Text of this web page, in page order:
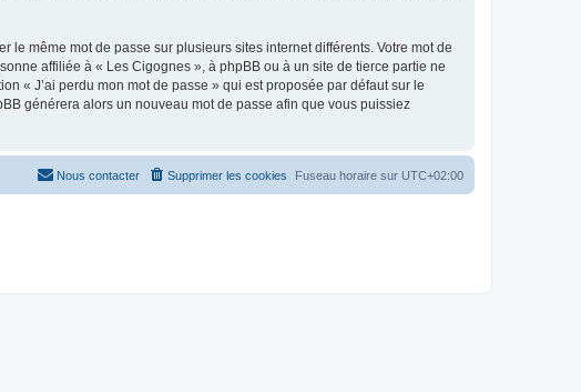
le même mot de passe sur plusieurs sites internet différents. Votre mot de
affiliée à « Les Cigognes », à phpBB ou à un site de tierce partie ne
« J’ai perdu mon mot de passe » qui est proposée par défaut sur le
générera alors un nouveau mot de passe afin que vous puissiez
Fuseau horaire sur UTC+02:00
Supprimer les cookies
Nous contacter